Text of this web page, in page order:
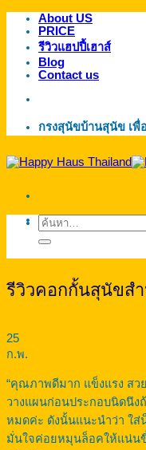
ข้าม
เนื้อหา
About US
PRICE
รีวิวแฮปปี้เฮาส์
Blog
Contact us
กรงสุนัขบ้านสุนัข เพื่
ค้นหา:
รีวิวคอกกั้นสุนัขส
25
ก.พ.
“คุณภาพดีมาก แข็งแรง สว
วางแผนก่อนประกอบนิดนึง
หมดค่ะ ดังนั้นแนะนำว่า ใ
มั่นใจค่อยหมุนล็อคให้แน่น